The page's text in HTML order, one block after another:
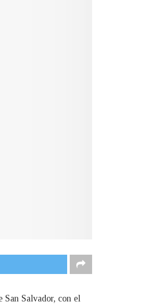
Salvador, con el